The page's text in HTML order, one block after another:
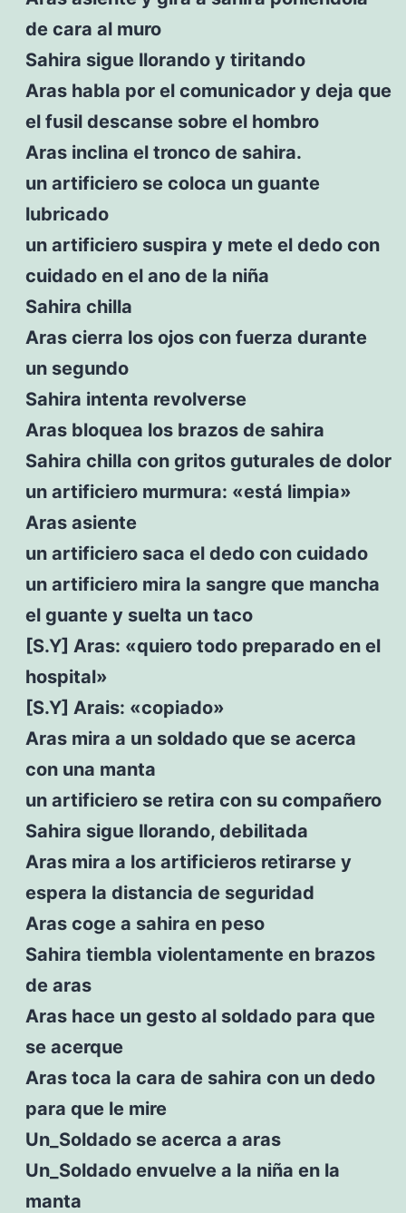
de cara al muro
Sahira sigue llorando y tiritando
Aras habla por el comunicador y deja que
el fusil descanse sobre el hombro
Aras inclina el tronco de sahira.
un artificiero se coloca un guante
lubricado
un artificiero suspira y mete el dedo con
cuidado en el ano de la niña
Sahira chilla
Aras cierra los ojos con fuerza durante
un segundo
Sahira intenta revolverse
Aras bloquea los brazos de sahira
Sahira chilla con gritos guturales de dolor
un artificiero murmura: «está limpia»
Aras asiente
un artificiero saca el dedo con cuidado
un artificiero mira la sangre que mancha
el guante y suelta un taco
[S.Y] Aras: «quiero todo preparado en el
hospital»
[S.Y] Arais: «copiado»
Aras mira a un soldado que se acerca
con una manta
un artificiero se retira con su compañero
Sahira sigue llorando, debilitada
Aras mira a los artificieros retirarse y
espera la distancia de seguridad
Aras coge a sahira en peso
Sahira tiembla violentamente en brazos
de aras
Aras hace un gesto al soldado para que
se acerque
Aras toca la cara de sahira con un dedo
para que le mire
Un_Soldado se acerca a aras
Un_Soldado envuelve a la niña en la
manta